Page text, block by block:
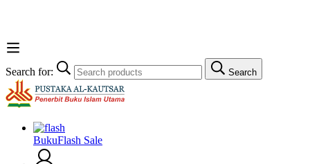
Search for: Search
BukuFlash Sale